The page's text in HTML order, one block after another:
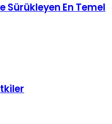
Sürükleyen En Temel